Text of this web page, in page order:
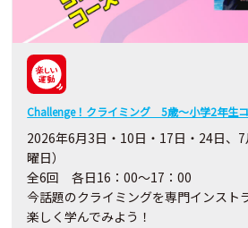
Challenge！クライミング 5歳～小学2年生コ
2026年6月3日・10日・17日・24日、
曜日）
全6回 各日16：00～17：00
今話題のクライミングを専門インスト
楽しく学んでみよう！